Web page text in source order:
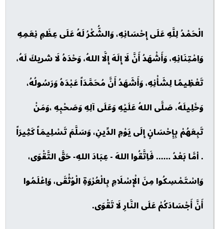
الْحَمْدُ لِلَّهِ عَلَى إِحْسَانِهِ، وَالشُّكْرُ لَهُ عَلَى عِظَمِ نِعَمِهِ
وَاِمْتِنَانِهِ، وَأَشْهَدُ أَنَّ لَا إِلَهَ إِلَّا اللهُ، وَحْدَهُ لَا شريكَ لَهُ،
تَعْظِيمًا لِشَأْنِهِ، وَأَشَهَدُ أَنَّ مُحَمَّدَاً عَبْدَهُ وَرَسُولُهُ،
وَخَلِيلَهُ، صَلَّى اللهُ عَلَيْهِ وَعَلَى آلِهِ وَصَحْبِهِ ،وَمَنْ
تَبِعَهُمْ بِإِحْسَانٍ إِلَى يَوْمِ الدِّينِ، وَسَلَّمَ تَسْلِيمَاً كَثِيرَاً
. أمَّا بَعْدُ ...... فَاِتَّقُوا اللهَ - عِبَادَ اللهِ- حَقَّ التَّقْوَى،
وَاِسْتَمْسِكُوا مِنَ الْإِسْلَامِ بِالْعُرْوَةِ الْوُثْقَى، وَاِعْلَمُوا
أَنَّ أَجْسَادَكُمْ عَلَى النَّارِ لَا تَقْوَى.